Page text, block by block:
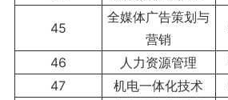
45
全媒体广告策划与
营销
46 人力资源管理
47
机电一体化技术